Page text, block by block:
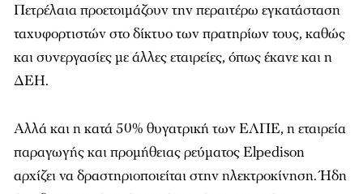
Πετρέλαια προετοιμάζουν την περαιτέρω εγκατάσταση
ταχυφορτιστών στο δίκτυο των πρατηρίων τους, καθώς
και συνεργασίες με άλλες εταιρείες, όπως έκανε και η
ΔΕΗ.
Αλλά και η κατά 50% θυγατρική των ΕΛΠΕ, η εταιρεία
παραγωγής και προμήθειας ρεύματος Εlpedison
αρχίζει να δραστηριοποιείται στην ηλεκτροκίνηση. Ήδη